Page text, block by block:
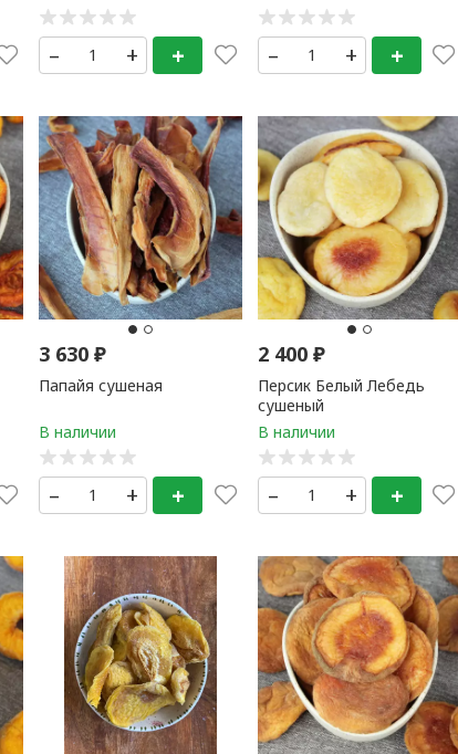
– + + – + +
3 630₽
Папайя сушеная
– + +
2 400₽
Персик Белый Лебедь
сушеный
– + +